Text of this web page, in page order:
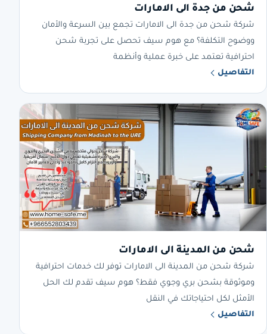
شحن من جدة الى الامارات
شركة شحن من جدة الى الامارات تجمع بين السرعة والأمان
ووضوح التكلفة؟ مع هوم سيف تحصل على تجربة شحن
احترافية تعتمد على خبرة عملية وأنظمة
التفاصيل
شحن من المدينة الى الامارات
شركة شحن من المدينة الى الامارات توفر لك خدمات احترافية
وموثوقة بشحن بري وجوي فقط؟ هوم سيف تقدم لك الحل
الأمثل لكل احتياجاتك في النقل
التفاصيل